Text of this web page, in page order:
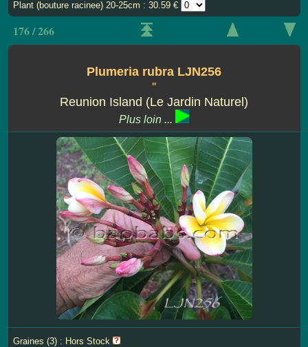
Plant (bouture racinee) 20-25cm : 30.59 €
176 / 266
Plumeria rubra LJN256
''
Reunion Island (Le Jardin Naturel)
Plus loin ...
Graines (3) : Hors Stock